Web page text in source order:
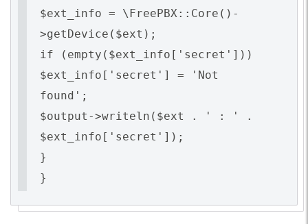
$ext_info = \FreePBX::Core()-
>getDevice($ext);
if (empty($ext_info['secret']))
$ext_info['secret'] = 'Not
found';
$output->writeln($ext . ' : ' .
$ext_info['secret']);
}
}